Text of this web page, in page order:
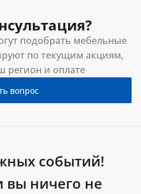
подобрать мебельные
по текущим акциям,
регион и оплате
вопрос
событий!
вы ничего не